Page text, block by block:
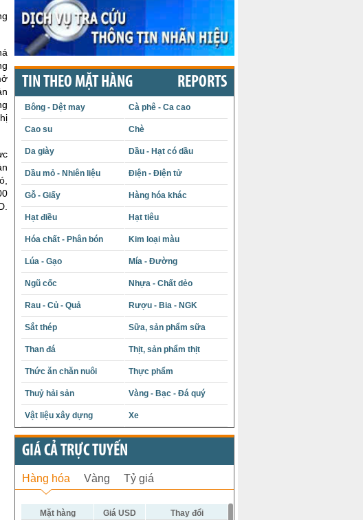
TIN THEO MẶT HÀNG REPORTS
Bông - Dệt may Cà phê - Ca cao
Cao su Chè
Da giày Dầu - Hạt có dầu
Dầu mỏ - Nhiên liệu Điện - Điện tử
Gỗ - Giấy Hàng hóa khác
Hạt điều Hạt tiêu
Hóa chất - Phân bón Kim loại màu
Lúa - Gạo Mía - Đường
Ngũ cốc Nhựa - Chất dẻo
Rau - Củ - Quả Rượu - Bia - NGK
Sắt thép Sữa, sản phẩm sữa
Than đá Thịt, sản phẩm thịt
Thức ăn chăn nuôi Thực phẩm
Thuỷ hải sản Vàng - Bạc - Đá quý
Vật liệu xây dựng Xe
GIÁ CẢ TRỰC TUYẾN
Hàng hóa Vàng Tỷ giá
Mặt hàng Giá USD
Thay đổi